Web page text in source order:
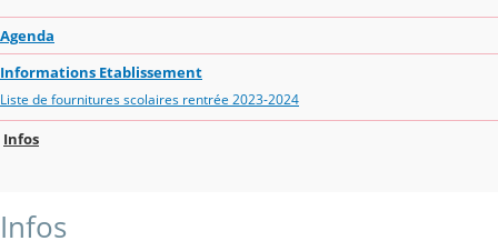
Agenda
Informations Etablissement
Liste de fournitures scolaires rentrée 2023-2024
Infos
Infos